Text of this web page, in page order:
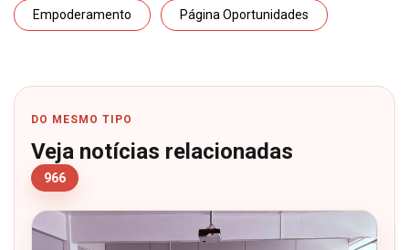
Empoderamento Página Oportunidades
DO MESMO TIPO
Veja notícias relacionadas
966